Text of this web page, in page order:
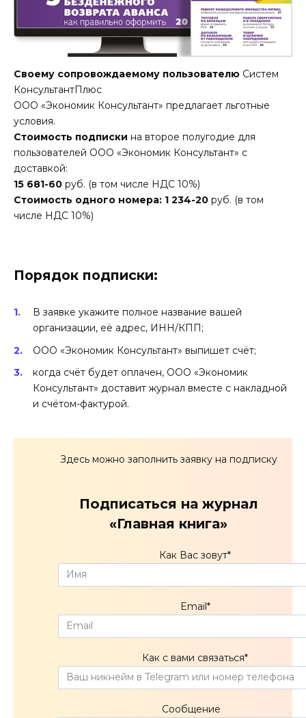
Своему сопровождаемому пользователю Систем
КонсультантПлюс
ООО «Экономик Консультант» предлагает льготные
условия.
Стоимость подписки на второе полугодие для
пользователей ООО «Экономик Консультант» с
доставкой:
15 681-60 руб. (в том числе НДС 10%)
Стоимость одного номера: 1 234-20 руб. (в том
числе НДС 10%)
Порядок подписки:
В заявке укажите полное название вашей
организации, её адрес, ИНН/КПП;
ООО «Экономик Консультант» выпишет счёт;
когда счёт будет оплачен, ООО «Экономик
Консультант» доставит журнал вместе с накладной
и счётом-фактурой.
Здесь можно заполнить заявку на подписку
Подписаться на журнал
«Главная книга»
Как Вас зовут*
Email*
Как с вами связаться*
Сообщение